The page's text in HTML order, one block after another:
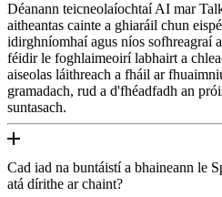
Déanann teicneolaíochtaí AI mar
aitheantas cainte a ghiaráil chun
idirghníomhaí agus níos sofhreagraí
féidir le foghlaimeoirí labhairt a
aiseolas láithreach a fháil ar
gramadach, rud a d'fhéadfadh an
suntasach.
Cad iad na buntáistí a bhaineann le
atá dírithe ar chaint?